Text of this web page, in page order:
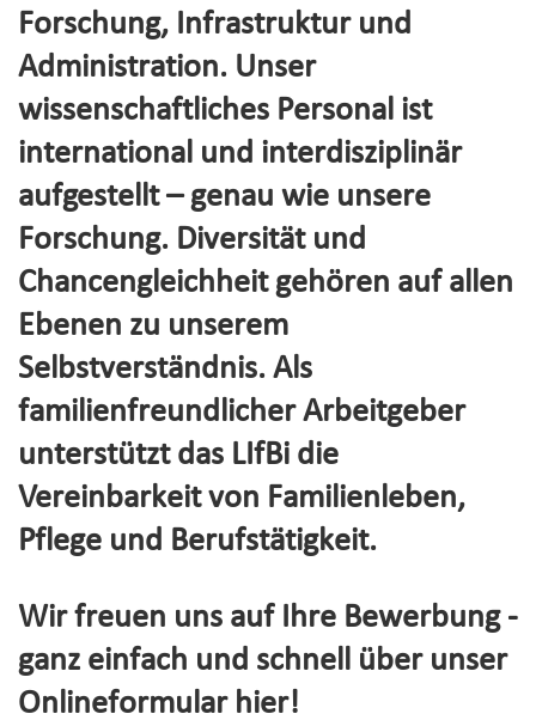
Forschung, Infrastruktur und
Administration. Unser
wissenschaftliches Personal ist
international und interdisziplinär
aufgestellt – genau wie unsere
Forschung. Diversität und
Chancengleichheit gehören auf allen
Ebenen zu unserem
Selbstverständnis. Als
familienfreundlicher Arbeitgeber
unterstützt das LIfBi die
Vereinbarkeit von Familienleben,
Pflege und Berufstätigkeit.
Wir freuen uns auf Ihre Bewerbung -
ganz einfach und schnell über unser
Onlineformular hier!